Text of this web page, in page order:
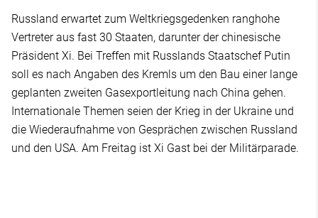
Russland erwartet zum Weltkriegsgedenken ranghohe
Vertreter aus fast 30 Staaten, darunter der chinesische
Präsident Xi. Bei Treffen mit Russlands Staatschef Putin
soll es nach Angaben des Kremls um den Bau einer lange
geplanten zweiten Gasexportleitung nach China gehen.
Internationale Themen seien der Krieg in der Ukraine und
die Wiederaufnahme von Gesprächen zwischen Russland
und den USA. Am Freitag ist Xi Gast bei der Militärparade.